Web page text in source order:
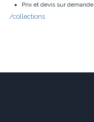
Prix et devis sur demande
/collections